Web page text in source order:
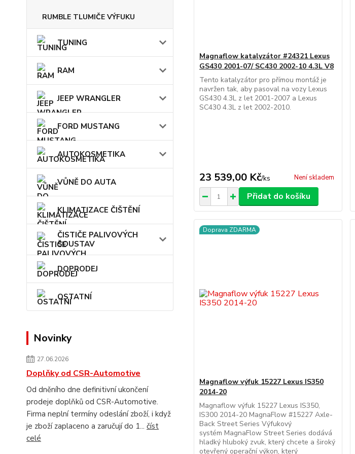
RUMBLE TLUMIČE VÝFUKU
TUNING
RAM
JEEP WRANGLER
FORD MUSTANG
AUTOKOSMETIKA
VŮNĚ DO AUTA
KLIMATIZACE ČIŠTĚNÍ
ČISTIČE PALIVOVÝCH
SOUSTAV
DOPRODEJ
OSTATNÍ
Novinky
27.06.2026
Doplňky od CSR-Automotive
Od dněního dne definitivní ukončení
prodeje doplňků od CSR-Automotive.
Firma neplní termíny odeslání zboží, i když
je zboží zaplaceno a zaručují do 1... číst
celé
Magnaflow katalyzátor #24321 Lexus
GS430 2001-07/ SC430 2002-10 4.3L V8
Tento katalyzátor pro přímou montáž je
navržen tak, aby pasoval na vozy Lexus
GS430 4.3L z let 2001-2007 a Lexus
SC430 4.3L z let 2002-2010.
23 539,00 Kč/ks Není skladem
Přidat do košíku
Doprava ZDARMA
Magnaflow výfuk 15227 Lexus IS350
2014-20
Magnaflow výfuk 15227 Lexus IS350,
IS300 2014-20 MagnaFlow #15227 Axle-
Back Street Series Výfukový
systém MagnaFlow Street Series dodává
hladký hluboký zvuk, který chcete a široký
otevřený operační výkon, který